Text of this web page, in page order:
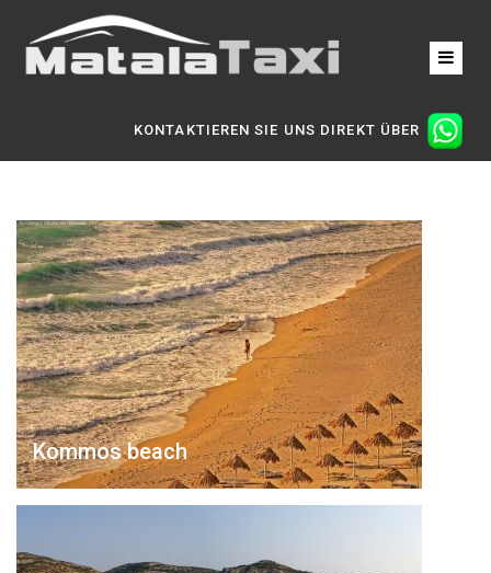
KONTAKTIEREN SIE UNS DIREKT ÜBER
Kommos beach